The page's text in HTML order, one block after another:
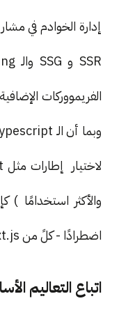
إدارة الخوادم في
الفريمووركات
والأكثر استخدامًا )
اضطرادًا - كلً من Next.js ثم Nuxt.js.